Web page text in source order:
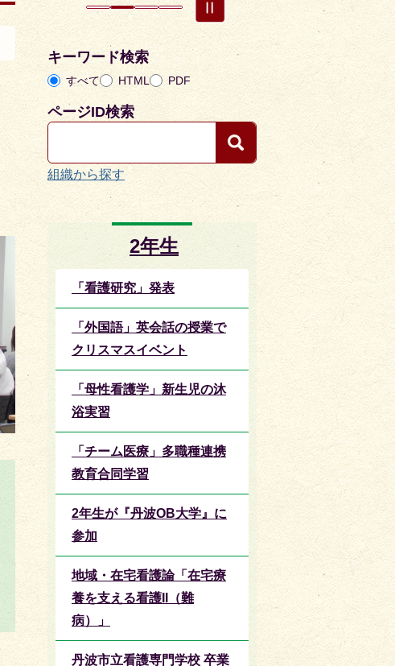
キーワード検索
すべて HTML PDF
ページID検索
組織から探す
2年生
「看護研究」発表
「外国語」英会話の授業で
クリスマスイベント
「母性看護学」新生児の沐
浴実習
「チーム医療」多職種連携
教育合同学習
2年生が『丹波OB大学』に
参加
地域・在宅看護論「在宅療
養を支える看護II（難
病）」
丹波市立看護専門学校 卒業